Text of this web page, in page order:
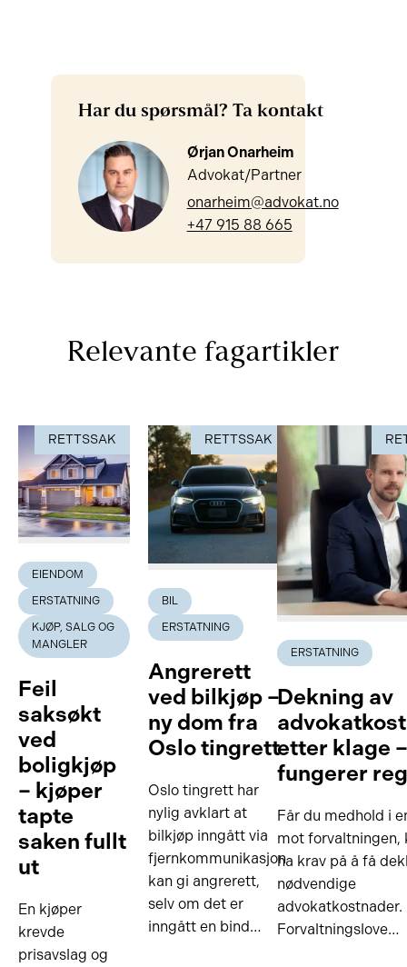
Har du spørsmål? Ta kontakt
Ørjan Onarheim
Advokat/Partner
onarheim@advokat.no
+47 915 88 665
Relevante fagartikler
RETTSSAK
EIENDOM
ERSTATNING
KJØP, SALG OG
MANGLER
Feil
saksøkt
ved
boligkjøp
– kjøper
tapte
saken fullt
ut
En kjøper
krevde
prisavslag og
RETTSSAK
BIL
ERSTATNING
Angrerett
ved bilkjøp –
ny dom fra
Oslo tingrett
Oslo tingrett har
nylig avklart at
bilkjøp inngått via
fjernkommunikasjon
kan gi angrerett,
selv om det er
inngått en bind…
ERSTATNING
Dekning av
etter klage
fungerer
Får du medhold i
mot forvaltningen,
ha krav på å få
nødvendige
advokatkostnader.
Forvaltningslove…